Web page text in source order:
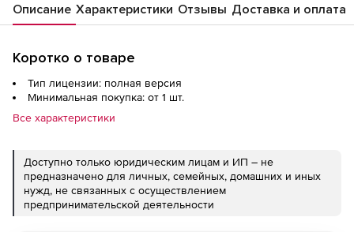
Описание Характеристики Отзывы Доставка и оплата
Коротко о товаре
Тип лицензии: полная версия
Минимальная покупка: от 1 шт.
Все характеристики
Доступно только юридическим лицам и ИП – не
предназначено для личных, семейных, домашних и иных
нужд, не связанных с осуществлением
предпринимательской деятельности